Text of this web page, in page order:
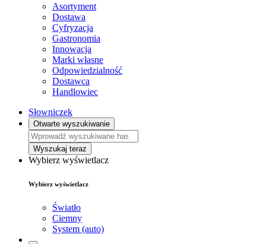
Asortyment
Dostawa
Cyfryzacja
Gastronomia
Innowacja
Marki własne
Odpowiedzialność
Dostawca
Handlowiec
Słowniczek
Otwarte wyszukiwanie
Wyszukaj teraz
Wybierz wyświetlacz
Wybierz wyświetlacz
Światło
Ciemny
System (auto)